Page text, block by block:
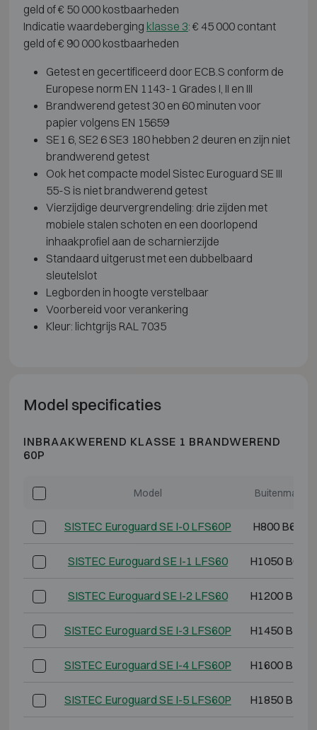
geld of € 50 000 kostbaarheden
Indicatie waardeberging klasse 3: € 45 000 contant
geld of € 90 000 kostbaarheden
Getest en gecertificeerd door ECB.S conform de
Europese norm EN 1143-1 Grades I, II en III
Brandwerend getest 30 en 60 minuten voor
papier volgens EN 15659
SE1 6, SE2 6 SE3 180 hebben 2 deuren en zijn niet
brandwerend getest
Ook het compacte model Sistec Euroguard SE III
55-S is niet brandwerend getest
Vierzijdige deurvergrendeling: drie zijden met
mobiele stalen schoten en een doorlopend
inhaakprofiel aan de scharnierzijde
Standaard uitgerust met een dubbelbaard
sleutelslot
Legborden in hoogte verstelbaar
Voorbereid voor verankering
Kleur: lichtgrijs RAL 7035
Model specificaties
INBRAAKWEREND KLASSE 1 BRANDWEREND
60P
Model Buitenmaten
SISTEC Euroguard SE I-0 LFS60P H800 B625
SISTEC Euroguard SE I-1 LFS60 H1050 B625
SISTEC Euroguard SE I-2 LFS60 H1200 B710
SISTEC Euroguard SE I-3 LFS60P H1450 B710
SISTEC Euroguard SE I-4 LFS60P H1600 B710
SISTEC Euroguard SE I-5 LFS60P H1850 B795